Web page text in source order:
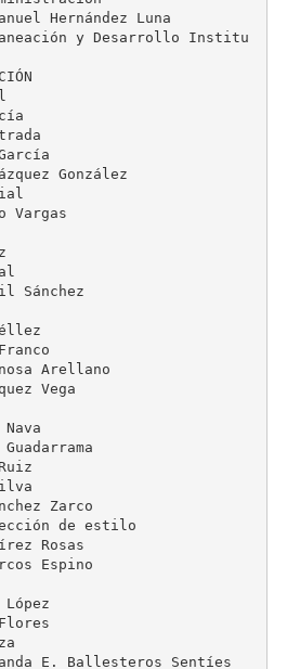
Hernández Luna
y Desarrollo Institu
González
Vargas
Sánchez
Arellano
Vega
Zarco
de estilo
Rosas
Espino
E. Ballesteros Sentíes